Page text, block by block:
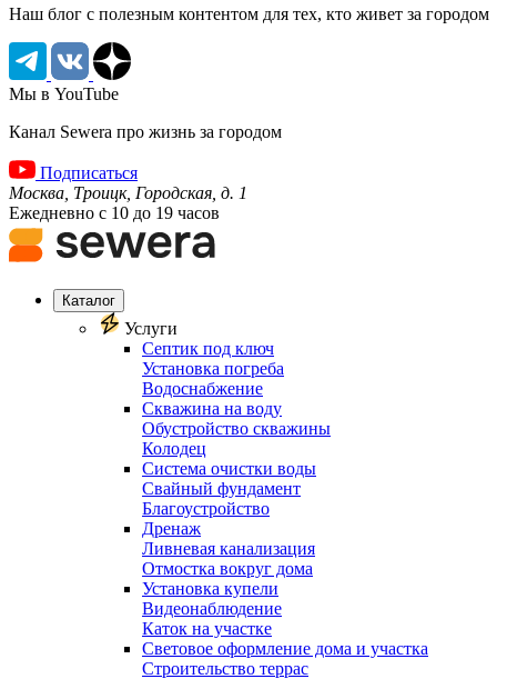
Наш блог c полезным контентом для тех, кто живет за городом
Мы в YouTube
Канал Sewera про жизнь за городом
Подписаться
Москва, Троицк, Городская, д. 1
Ежедневно с 10 до 19 часов
Каталог
Услуги
Септик под ключ
Установка погреба
Водоснабжение
Скважина на воду
Обустройство скважины
Колодец
Система очистки воды
Свайный фундамент
Благоустройство
Дренаж
Ливневая канализация
Отмостка вокруг дома
Установка купели
Видеонаблюдение
Каток на участке
Световое оформление дома и участка
Строительство террас